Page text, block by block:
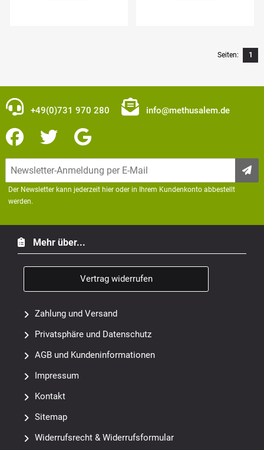
Seiten: 1
+49(0)731 970 280 info@methusalem.de
Der Newsletter kann jederzeit hier oder in Ihrem Kundenkonto abbestellt
werden.
Mehr über...
Vertrag widerrufen
Zahlung und Versand
Privatsphäre und Datenschutz
AGB und Kundeninformationen
Impressum
Kontakt
Sitemap
Widerrufsrecht & Widerrufsformular